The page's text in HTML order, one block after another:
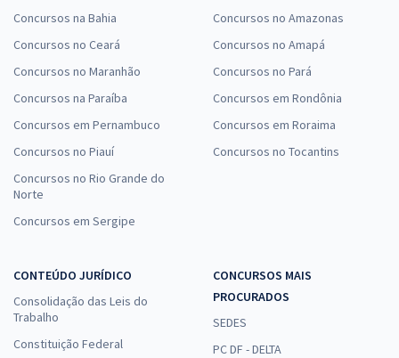
Concursos na Bahia
Concursos no Ceará
Concursos no Maranhão
Concursos na Paraíba
Concursos em Pernambuco
Concursos no Piauí
Concursos no Rio Grande do
Norte
Concursos em Sergipe
Concursos no Amazonas
Concursos no Amapá
Concursos no Pará
Concursos em Rondônia
Concursos em Roraima
Concursos no Tocantins
CONTEÚDO JURÍDICO
Consolidação das Leis do
Trabalho
Constituição Federal
CONCURSOS MAIS
PROCURADOS
SEDES
PC DF - DELTA